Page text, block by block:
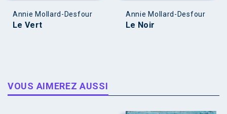
Annie Mollard-Desfour
Le Vert
Annie Mollard-Desfour
Le Noir
VOUS AIMEREZ AUSSI